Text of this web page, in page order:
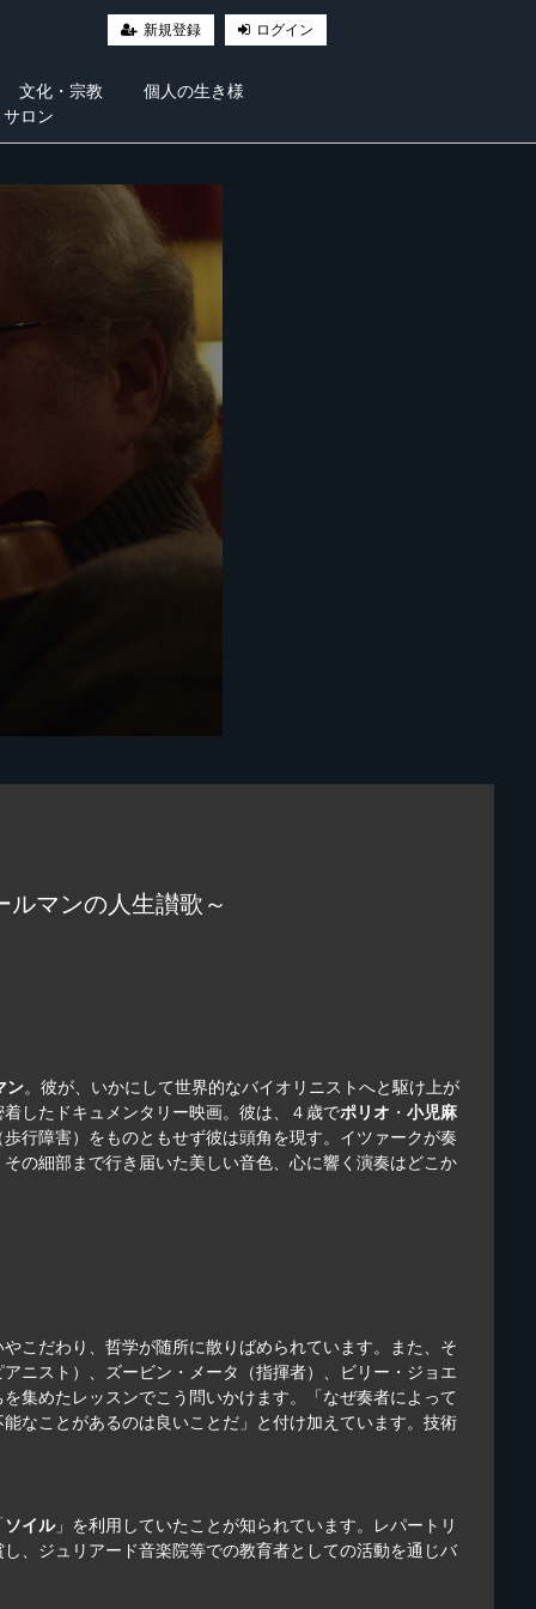
新規登録 ログイン
文化・宗教
個人の生き様
ロン
マンの人生讃歌～
ン。彼が、いかにして世界的なバイオリニストへと駆け上が
したドキュメンタリー映画。彼は、４歳でポリオ ・小児麻
行障害）をものともせず彼は頭角を現す。イツァークが奏
の細部まで行き届いた美しい音色、心に響く演奏はどこか
こだわり、哲学が随所に散りばめられています。また、そ
ニスト）、ズービン・メータ（指揮者）、ビリー・ジョエ
集めたレッスンでこう問いかけます。「なぜ奏者によって
なことがあるのは良いことだ」と付け加えています。技術
ソイル」を利用していたことが知られています。レパートリ
、ジュリアード音楽院等での教育者としての活動を通じバ